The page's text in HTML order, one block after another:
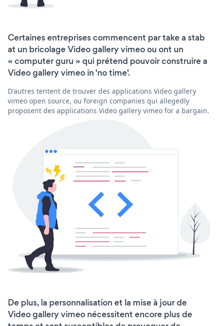
Certaines entreprises commencent par take a stab
at un bricolage Video gallery vimeo ou ont un
« computer guru » qui prétend pouvoir construire a
Video gallery vimeo in 'no time'.
D'autres tentent de trouver des applications Video gallery
vimeo open source, ou foreign companies qui allegedly
proposent des applications Video gallery vimeo for a bargain.
De plus, la personnalisation et la mise à jour de
Video gallery vimeo nécessitent encore plus de